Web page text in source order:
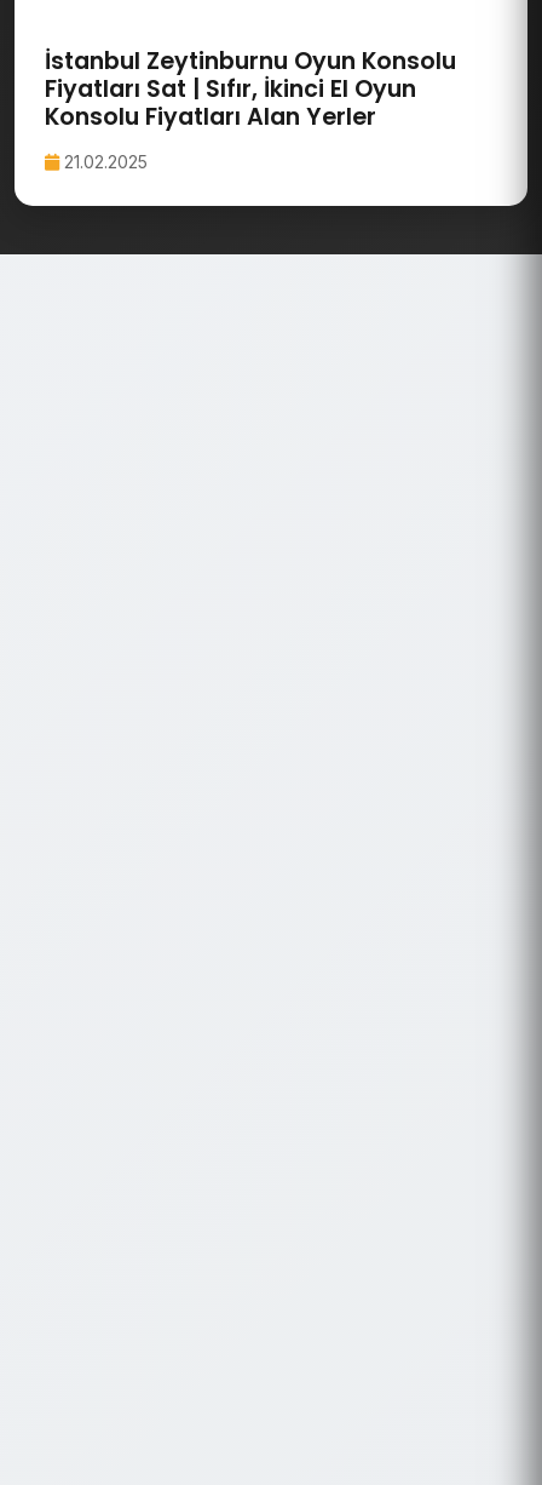
İstanbul Zeytinburnu Oyun Konsolu
Fiyatları Sat | Sıfır, İkinci El Oyun
Konsolu Fiyatları Alan Yerler
21.02.2025